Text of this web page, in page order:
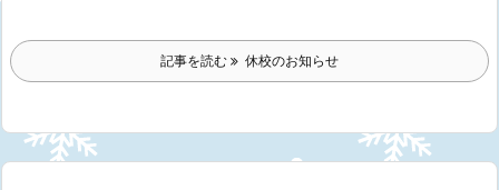
記事を読む 休校のお知らせ